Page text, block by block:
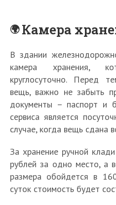
Камера
В здании
камера хранения,
круглосуточно. Перед
вещь, важно не забыть
документы – паспорт и
сервиса является
случае, когда вещь сдана
За хранение ручной
рублей за одно место, а
размера обойдется в
суток стоимость будет